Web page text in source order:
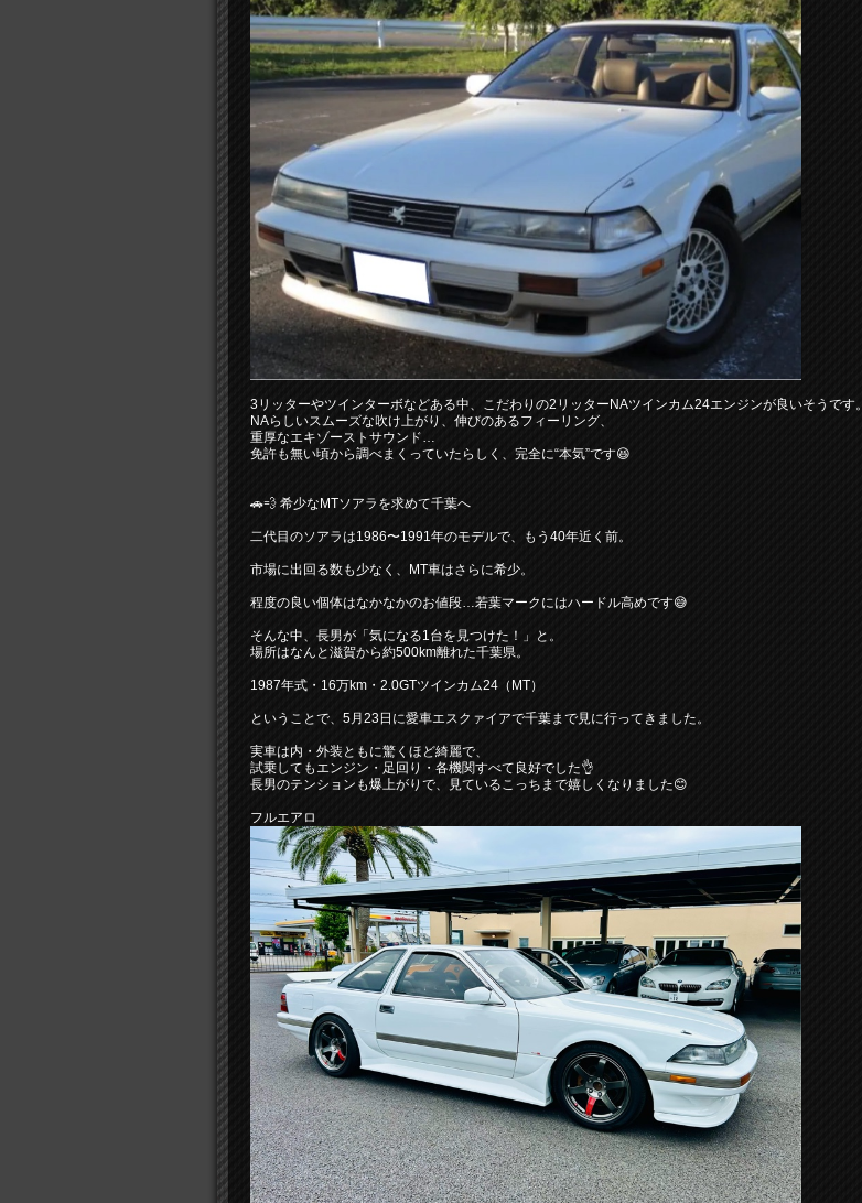
3リッターやツインターボなどある中、こだわりの2リッターNAツインカム24エンジンが良いそうです。
NAらしいスムーズな吹け上がり、伸びのあるフィーリング、
重厚なエキゾーストサウンド…
免許も無い頃から調べまくっていたらしく、完全に“本気”です😆
🚗💨 希少なMTソアラを求めて千葉へ
二代目のソアラは1986〜1991年のモデルで、もう40年近く前。
市場に出回る数も少なく、MT車はさらに希少。
程度の良い個体はなかなかのお値段…若葉マークにはハードル高めです😅
そんな中、長男が「気になる1台を見つけた！」と。
場所はなんと滋賀から約500km離れた千葉県。
1987年式・16万km・2.0GTツインカム24（MT）
ということで、5月23日に愛車エスクァイアで千葉まで見に行ってきました。
実車は内・外装ともに驚くほど綺麗で、
試乗してもエンジン・足回り・各機関すべて良好でした👌
長男のテンションも爆上がりで、見ているこっちまで嬉しくなりました😊
フルエアロ